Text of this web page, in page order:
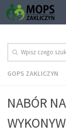
GOPS ZAKLICZYN
NABÓR